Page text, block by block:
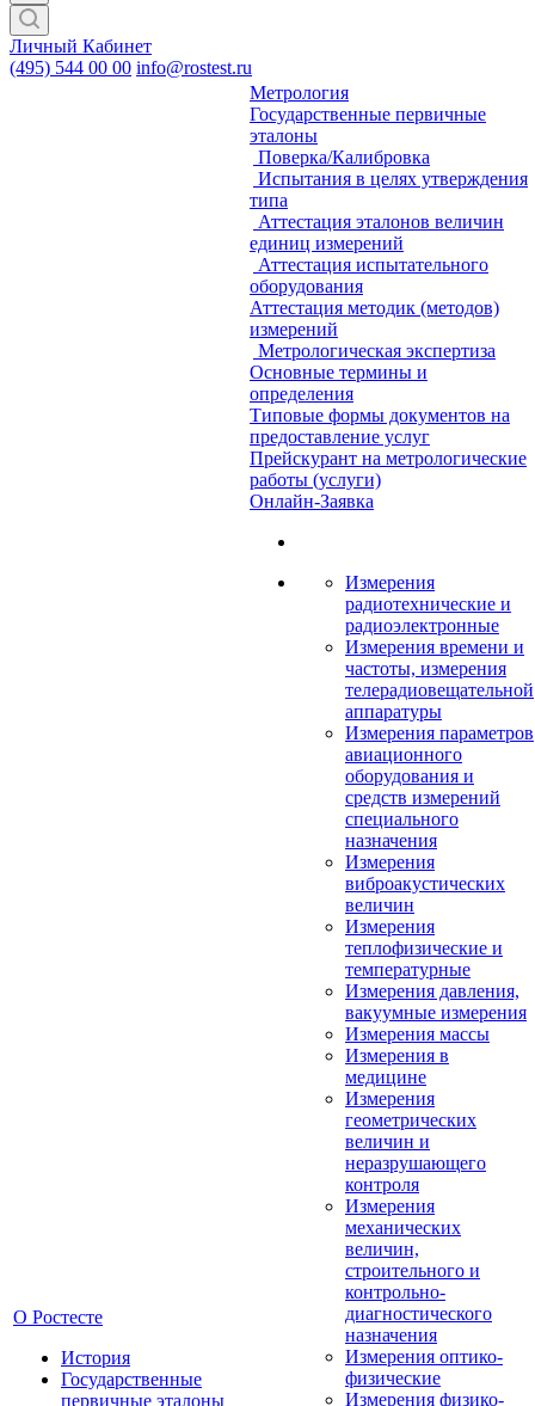
Личный Кабинет
(495) 544 00 00 info@rostest.ru
О Ростесте
История
Государственные
первичные эталоны
Метрология
Государственные первичные
эталоны
Поверка/Калибровка
Испытания в целях утверждения
типа
Аттестация эталонов величин
единиц измерений
Аттестация испытательного
оборудования
Аттестация методик (методов)
измерений
Метрологическая экспертиза
Основные термины и
определения
Типовые формы документов на
предоставление услуг
Прейскурант на метрологические
работы (услуги)
Онлайн-Заявка
Измерения
радиотехнические и
радиоэлектронные
Измерения времени и
частоты, измерения
телерадиовещательной
аппаратуры
Измерения параметров
авиационного
оборудования и
средств измерений
специального
назначения
Измерения
виброакустических
величин
Измерения
теплофизические и
температурные
Измерения давления,
вакуумные измерения
Измерения массы
Измерения в
медицине
Измерения
геометрических
величин и
неразрушающего
контроля
Измерения
механических
величин,
строительного и
контрольно-
диагностического
назначения
Измерения оптико-
физические
Измерения физико-